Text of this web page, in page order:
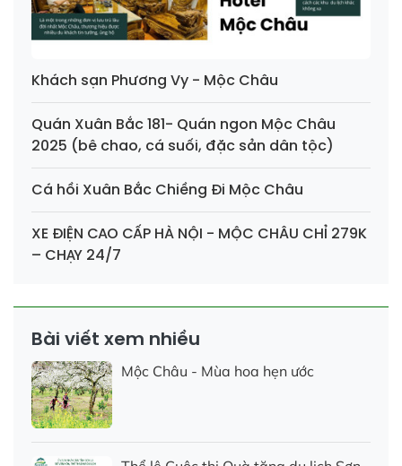
Khách sạn Phương Vy - Mộc Châu
Quán Xuân Bắc 181- Quán ngon Mộc Châu
2025 (bê chao, cá suối, đặc sản dân tộc)
Cá hồi Xuân Bắc Chiềng Đi Mộc Châu
XE ĐIỆN CAO CẤP HÀ NỘI - MỘC CHÂU CHỈ 279K
– CHẠY 24/7
Bài viết xem nhiều
Mộc Châu - Mùa hoa hẹn ước